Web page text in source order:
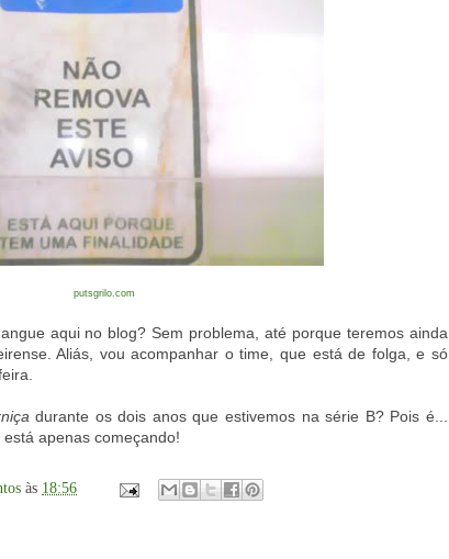
putsgrilo.com
aqui no blog? Sem problema, até porque teremos ainda
Aliás, vou acompanhar o time, que está de folga, e só
durante os dois anos que estivemos na série B? Pois é...
apenas começando!
às 18:56